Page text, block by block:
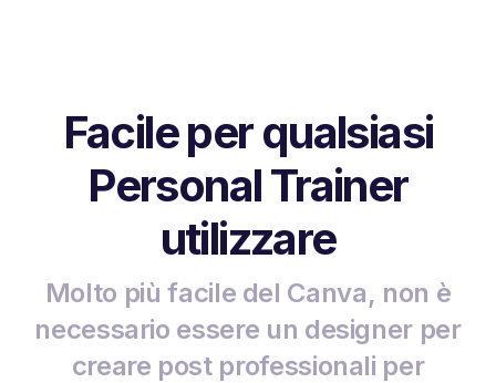
Facile per qualsiasi
Personal Trainer
utilizzare
Molto più facile del Canva, non è
necessario essere un designer per
creare post professionali per